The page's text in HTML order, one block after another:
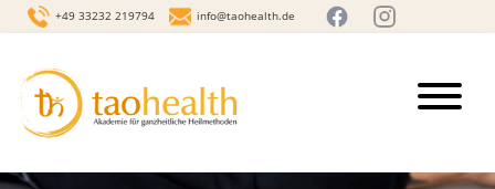
+49 33232 219794 info@taohealth.de